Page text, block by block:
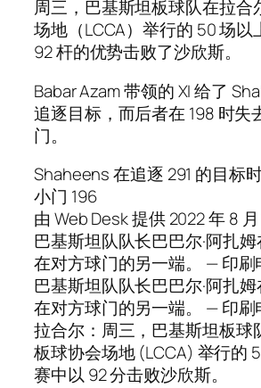
周三，巴基斯坦板球队在拉合
场地（LCCA）举行的 50 场
92 杆的优势击败了沙欣斯。
Babar Azam 带领的 XI 给了
追逐目标，而后者在 198 时失
门。
Shaheens 在追逐 291 的目标
小门 196
由 Web Desk 提供 2022 年 8 月
巴基斯坦队队长巴巴尔·阿扎
在对方球门的另一端。 — 印刷
巴基斯坦队队长巴巴尔·阿扎
在对方球门的另一端。 — 印刷
拉合尔：周三，巴基斯坦板球
板球协会场地 (LCCA) 举行的
赛中以 92 分击败沙欣斯。